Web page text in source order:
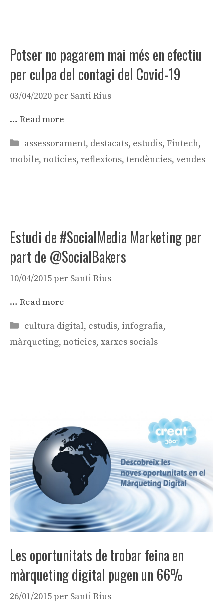
Potser no pagarem mai més en efectiu
per culpa del contagi del Covid-19
03/04/2020per Santi Rius
… Read more
Categories
assessorament, destacats, estudis, Fintech,
mobile, noticies, reflexions, tendències, vendes
Estudi de #SocialMedia Marketing per
part de @SocialBakers
10/04/2015per Santi Rius
… Read more
Categories
cultura digital, estudis, infografia,
màrqueting, noticies, xarxes socials
Les oportunitats de trobar feina en
màrqueting digital pugen un 66%
26/01/2015per Santi Rius